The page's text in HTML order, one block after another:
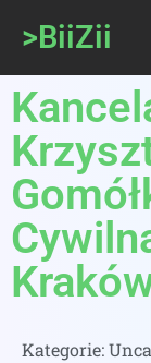
>BiiZii
Kategorie: